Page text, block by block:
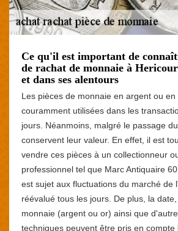
Ce qu'il est important de
de rachat de monnaie à
et dans ses alentours
Les pièces de monnaie en argent ou
couramment utilisées dans les
jours. Néanmoins, malgré le passage
conservent leur valeur. En effet, il est
vendre ces pièces à un collectionneur
professionnel tel que Marc Antiquaire
est sujet aux fluctuations du marché de
réévalué tous les jours. De plus, la
monnaie (argent ou or) ainsi que
techniques peuvent être pris en compte